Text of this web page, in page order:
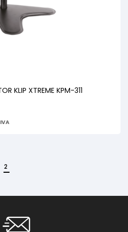
KLIP XTREME KPM-311
2